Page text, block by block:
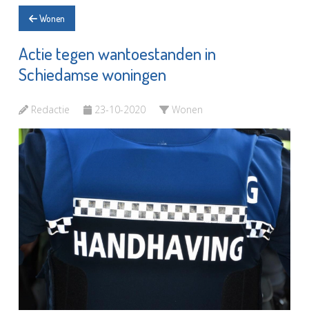
Wonen
Actie tegen wantoestanden in
Schiedamse woningen
Redactie 23-10-2020 Wonen